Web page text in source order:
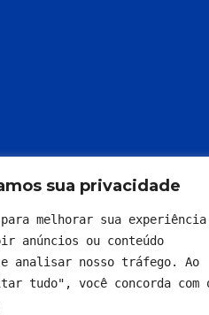
sua privacidade
para melhorar sua
anúncios ou conteúdo
e analisar nosso tráfego. Ao
tudo", você concorda com
direitos reservados